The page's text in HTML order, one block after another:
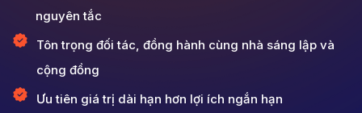
nguyên tắc
Tôn trọng đối tác, đồng hành cùng nhà sáng lập và
cộng đồng
Ưu tiên giá trị dài hạn hơn lợi ích ngắn hạn